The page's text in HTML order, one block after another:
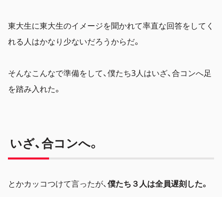
東大生に東大生のイメージを聞かれて率直な回答をしてく
れる人はかなり少ないだろうからだ。
そんなこんなで準備をして、僕たち3人はいざ、合コンへ足
を踏み入れた。
いざ、合コンへ。
とかカッコつけて言ったが、僕たち３人は全員遅刻した。